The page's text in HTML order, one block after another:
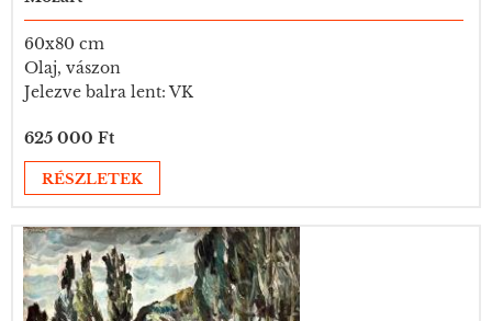
60x80 cm
Olaj, vászon
Jelezve balra lent: VK
625 000 Ft
RÉSZLETEK